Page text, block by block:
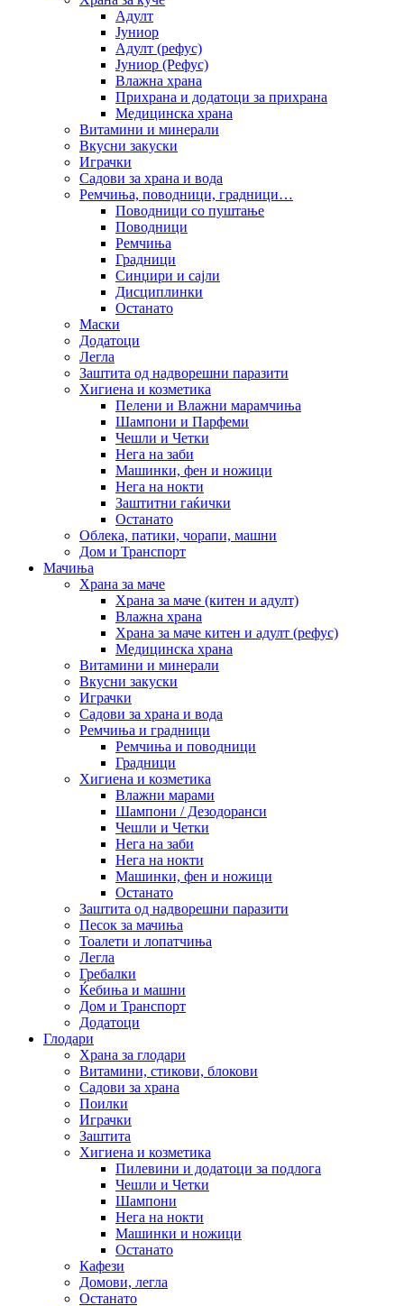
Адулт
Јуниор
Адулт (рефус)
Јуниор (Рефус)
Влажна храна
Прихрана и додатоци за прихрана
Медицинска храна
Витамини и минерали
Вкусни закуски
Играчки
Садови за храна и вода
Ремчиња, поводници, градници…
Поводници со пуштање
Поводници
Ремчиња
Градници
Синџири и сајли
Дисциплинки
Останато
Маски
Додатоци
Легла
Заштита од надворешни паразити
Хигиена и козметика
Пелени и Влажни марамчиња
Шампони и Парфеми
Чешли и Четки
Нега на заби
Машинки, фен и ножици
Нега на нокти
Заштитни гаќички
Останато
Облека, патики, чорапи, машни
Дом и Транспорт
Мачиња
Храна за маче
Храна за маче (китен и адулт)
Влажна храна
Храна за маче китен и адулт (рефус)
Медицинска храна
Витамини и минерали
Вкусни закуски
Играчки
Садови за храна и вода
Ремчиња и градници
Ремчиња и поводници
Градници
Хигиена и козметика
Влажни марами
Шампони / Дезодоранси
Чешли и Четки
Нега на заби
Нега на нокти
Машинки, фен и ножици
Останато
Заштита од надворешни паразити
Песок за мачиња
Тоалети и лопатчиња
Легла
Гребалки
Ќебиња и машни
Дом и Транспорт
Додатоци
Глодари
Храна за глодари
Витамини, стикови, блокови
Садови за храна
Поилки
Играчки
Заштита
Хигиена и козметика
Пилевини и додатоци за подлога
Чешли и Четки
Шампони
Нега на нокти
Машинки и ножици
Останато
Кафези
Домови, легла
Останато